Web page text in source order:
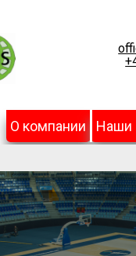
О компании Наши